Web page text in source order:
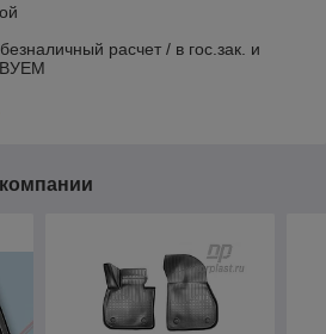
расчет / в гос.зак. и